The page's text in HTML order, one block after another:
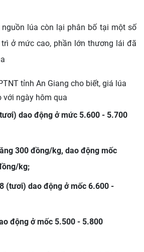
nguồn lúa còn lại phân bố tại một số
trì ở mức cao, phần lớn thương lái đã
tỉnh An Giang cho biết, giá lúa
với ngày hôm qua
dao động ở mức 5.600 - 5.700
300 đồng/kg, dao động mốc
kg;
(tươi) dao động ở mốc 6.600 -
động ở mốc 5.500 - 5.800